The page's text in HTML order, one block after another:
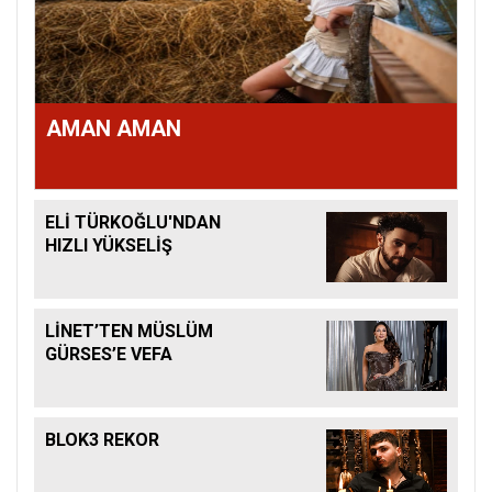
AMAN AMAN
ELİ TÜRKOĞLU'NDAN
HIZLI YÜKSELİŞ
LİNET’TEN MÜSLÜM
GÜRSES’E VEFA
BLOK3 REKOR